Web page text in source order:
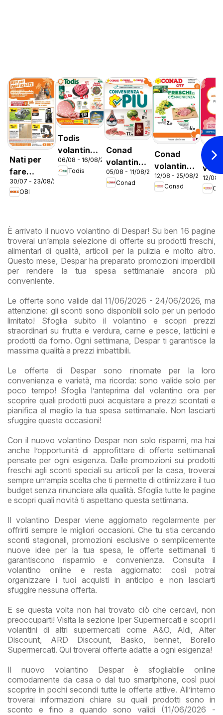
Nati per
fare
estate
30/07 - 23/08/2026
OBI
Todis
volantino
Lazio
06/08 - 16/08/2026
Todis
Conad
volantino
Convenienza
Più Lazio
05/08 - 11/08/2026
Conad
Conad
volantino
City Lazio
12/08 - 25/08/2026
Conad
City
12/08
È arrivato il nuovo volantino di Despar! Su ben 16 pagine
troverai un’ampia selezione di offerte su prodotti freschi,
alimentari di qualità, articoli per la pulizia e molto altro.
Questo mese, Despar ha preparato promozioni imperdibili
per rendere la tua spesa settimanale ancora più
conveniente.
Le offerte sono valide dal 11/06/2026 - 24/06/2026, ma
attenzione: gli sconti sono disponibili solo per un periodo
limitato! Sfoglia subito il volantino e scopri prezzi
straordinari su frutta e verdura, carne e pesce, latticini e
prodotti da forno. Ogni settimana, Despar ti garantisce la
massima qualità a prezzi imbattibili.
Le offerte di Despar sono rinomate per la loro
convenienza e varietà, ma ricorda: sono valide solo per
poco tempo! Sfoglia l’anteprima del volantino ora per
scoprire quali prodotti puoi acquistare a prezzi scontati e
pianifica al meglio la tua spesa settimanale. Non lasciarti
sfuggire queste occasioni!
Con il nuovo volantino Despar non solo risparmi, ma hai
anche l’opportunità di approfittare di offerte settimanali
pensate per ogni esigenza. Dalle promozioni sui prodotti
freschi agli sconti speciali su articoli per la casa, troverai
sempre un’ampia scelta che ti permette di ottimizzare il tuo
budget senza rinunciare alla qualità. Sfoglia tutte le pagine
e scopri quali novità ti aspettano questa settimana.
Il volantino Despar viene aggiornato regolarmente per
offrirti sempre le migliori occasioni. Che tu stia cercando
sconti stagionali, promozioni esclusive o semplicemente
nuove idee per la tua spesa, le offerte settimanali ti
garantiscono risparmio e convenienza. Consulta il
volantino online e resta aggiornato: così potrai
organizzare i tuoi acquisti in anticipo e non lasciarti
sfuggire nessuna offerta.
E se questa volta non hai trovato ciò che cercavi, non
preoccuparti! Visita la sezione Iper Supermercati e scopri i
volantini di altri supermercati come A&O, Aldi, Alter
Discount, ARD Discount, Basko, bennet, Borello
Supermercati. Qui troverai offerte adatte a ogni esigenza!
Il nuovo volantino Despar è sfogliabile online
comodamente da casa o dal tuo smartphone, così puoi
scoprire in pochi secondi tutte le offerte attive. All’interno
troverai informazioni chiare su quali prodotti sono in
sconto e fino a quando sono validi (11/06/2026 -